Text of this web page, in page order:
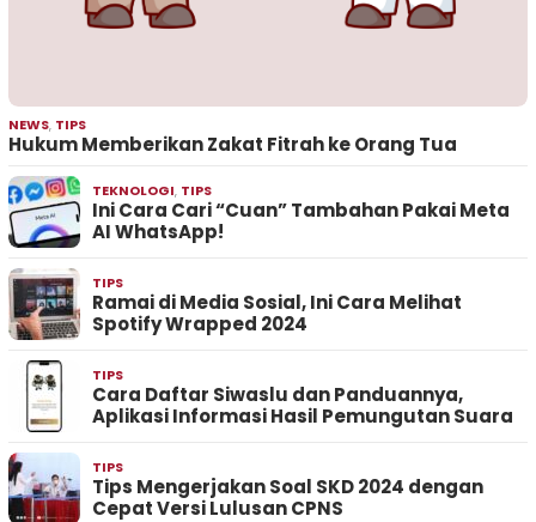
NEWS, TIPS
Hukum Memberikan Zakat Fitrah ke Orang Tua
TEKNOLOGI, TIPS
Ini Cara Cari “Cuan” Tambahan Pakai Meta
AI WhatsApp!
TIPS
Ramai di Media Sosial, Ini Cara Melihat
Spotify Wrapped 2024
TIPS
Cara Daftar Siwaslu dan Panduannya,
Aplikasi Informasi Hasil Pemungutan Suara
TIPS
Tips Mengerjakan Soal SKD 2024 dengan
Cepat Versi Lulusan CPNS